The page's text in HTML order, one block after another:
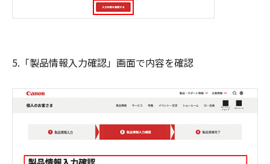
5.「製品情報入力確認」画面で内容を確認